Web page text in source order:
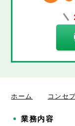
ホーム コンセ
業務内容